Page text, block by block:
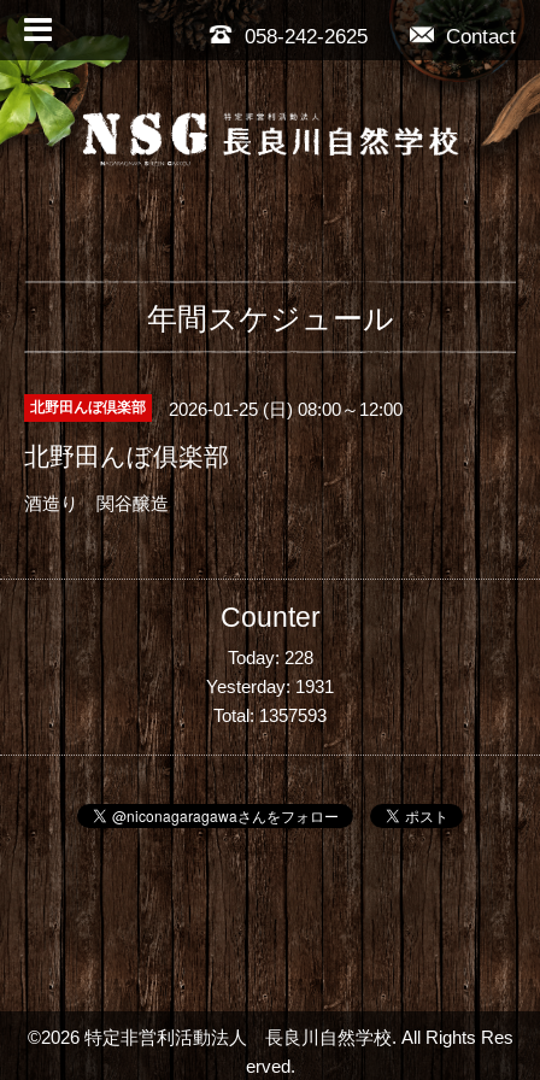
Contact
058-242-2625
年間スケジュール
北野田んぼ倶楽部 2026-01-25 (日) 08:00～12:00
北野田んぼ俱楽部
酒造り 関谷醸造
Counter
Today:228
Yesterday:1931
Total:1357593
©2026 特定非営利活動法人 長良川自然学校. All Rights Res
erved.